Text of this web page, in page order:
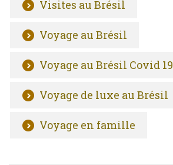
Visites au Brésil
Voyage au Brésil
Voyage au Brésil Covid 19
Voyage de luxe au Brésil
Voyage en famille